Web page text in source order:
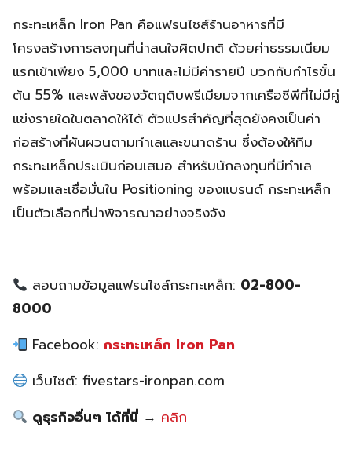
กระทะเหล็ก Iron Pan คือแฟรนไชส์ร้านอาหารที่มี
โครงสร้างการลงทุนที่น่าสนใจผิดปกติ ด้วยค่าธรรมเนียม
แรกเข้าเพียง 5,000 บาทและไม่มีค่ารายปี บวกกับกำไรขั้น
ต้น 55% และพลังของวัตถุดิบพรีเมียมจากเครือซีพีที่ไม่มีคู่
แข่งรายใดในตลาดให้ได้ ตัวแปรสำคัญที่สุดยังคงเป็นค่า
ก่อสร้างที่ผันผวนตามทำเลและขนาดร้าน ซึ่งต้องให้ทีม
กระทะเหล็กประเมินก่อนเสมอ สำหรับนักลงทุนที่มีทำเล
พร้อมและเชื่อมั่นใน Positioning ของแบรนด์ กระทะเหล็ก
เป็นตัวเลือกที่น่าพิจารณาอย่างจริงจัง
สอบถามข้อมูลแฟรนไชส์กระทะเหล็ก: 02-800-
8000
Facebook:กระทะเหล็ก Iron Pan
เว็บไซต์: fivestars-ironpan.com
ดูธุรกิจอื่นๆ ได้ที่นี่ → คลิก